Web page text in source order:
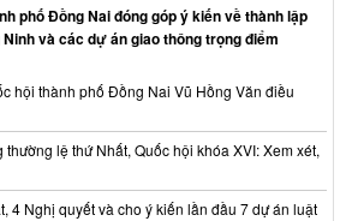
phố Đồng Nai đóng góp ý kiến về thành lập
và các dự án giao thông trọng điểm
hội thành phố Đồng Nai Vũ Hồng Văn điều
lệ thứ Nhất, Quốc hội khóa XVI: Xem xét,
4 Nghị quyết và cho ý kiến lần đầu 7 dự án luật